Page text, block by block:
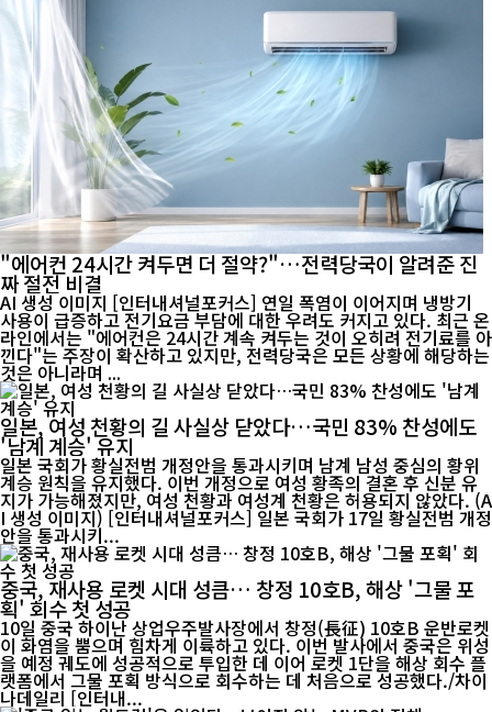
"에어컨 24시간 켜두면 더 절약?"…전력당국이 알려준 진
짜 절전 비결
AI 생성 이미지 [인터내셔널포커스] 연일 폭염이 이어지며 냉방기
사용이 급증하고 전기요금 부담에 대한 우려도 커지고 있다. 최근 온
라인에서는 "에어컨은 24시간 계속 켜두는 것이 오히려 전기료를 아
낀다"는 주장이 확산하고 있지만, 전력당국은 모든 상황에 해당하는
것은 아니라며 ...
일본, 여성 천황의 길 사실상 닫았다…국민 83% 찬성에도
'남계 계승' 유지
일본 국회가 황실전범 개정안을 통과시키며 남계 남성 중심의 황위
계승 원칙을 유지했다. 이번 개정으로 여성 황족의 결혼 후 신분 유
지가 가능해졌지만, 여성 천황과 여성계 천황은 허용되지 않았다. (A
I 생성 이미지) [인터내셔널포커스] 일본 국회가 17일 황실전범 개정
안을 통과시키...
중국, 재사용 로켓 시대 성큼… 창정 10호B, 해상 '그물 포
획' 회수 첫 성공
10일 중국 하이난 상업우주발사장에서 창정(長征) 10호B 운반로켓
이 화염을 뿜으며 힘차게 이륙하고 있다. 이번 발사에서 중국은 위성
을 예정 궤도에 성공적으로 투입한 데 이어 로켓 1단을 해상 회수 플
랫폼에서 그물 포획 방식으로 회수하는 데 처음으로 성공했다./차이
나데일리 [인터내...